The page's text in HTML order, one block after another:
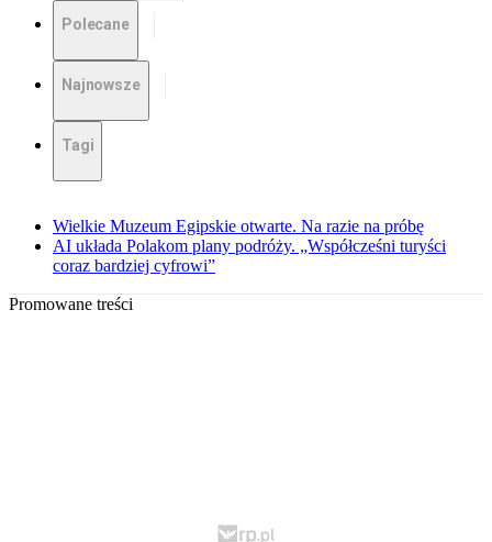
Polecane
Najnowsze
Tagi
Wielkie Muzeum Egipskie otwarte. Na razie na próbę
AI układa Polakom plany podróży. „Współcześni turyści
coraz bardziej cyfrowi”
Promowane treści